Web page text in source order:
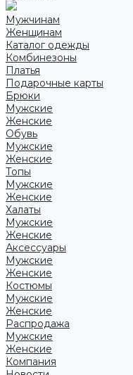
Мужчинам
Женщинам
Каталог одежды
Комбинезоны
Платья
Подарочные карты
Брюки
Мужские
Женские
Обувь
Мужские
Женские
Топы
Мужские
Женские
Халаты
Мужские
Женские
Аксессуары
Мужские
Женские
Костюмы
Мужские
Женские
Распродажа
Мужские
Женские
Компания